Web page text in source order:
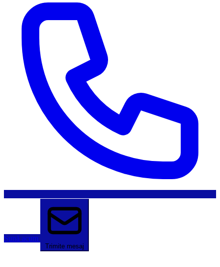
Sună acum
Trimite mesaj